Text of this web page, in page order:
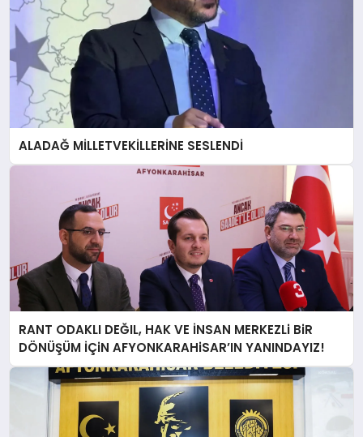
ALADAĞ MİLLETVEKİLLERİNE SESLENDİ
RANT ODAKLI DEĞIL, HAK VE İNSAN MERKEZLi BiR
DÖNÜŞÜM İÇiN AFYONKARAHiSAR’IN YANINDAYIZ!